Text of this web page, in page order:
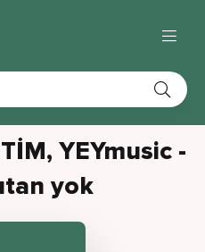
YEYmusic -
yok